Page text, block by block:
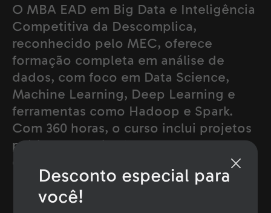
O MBA EAD em Big Data e Inteligência
Competitiva da Descomplica,
reconhecido pelo MEC, oferece
formação completa em análise de
dados, com foco em Data Science,
Machine Learning, Deep Learning e
ferramentas como Hadoop e Spark.
Com 360 horas, o curso inclui projetos
práticos e avaliações para uma
experiência dinâmica e aplicada.
Desconto especial para
você!